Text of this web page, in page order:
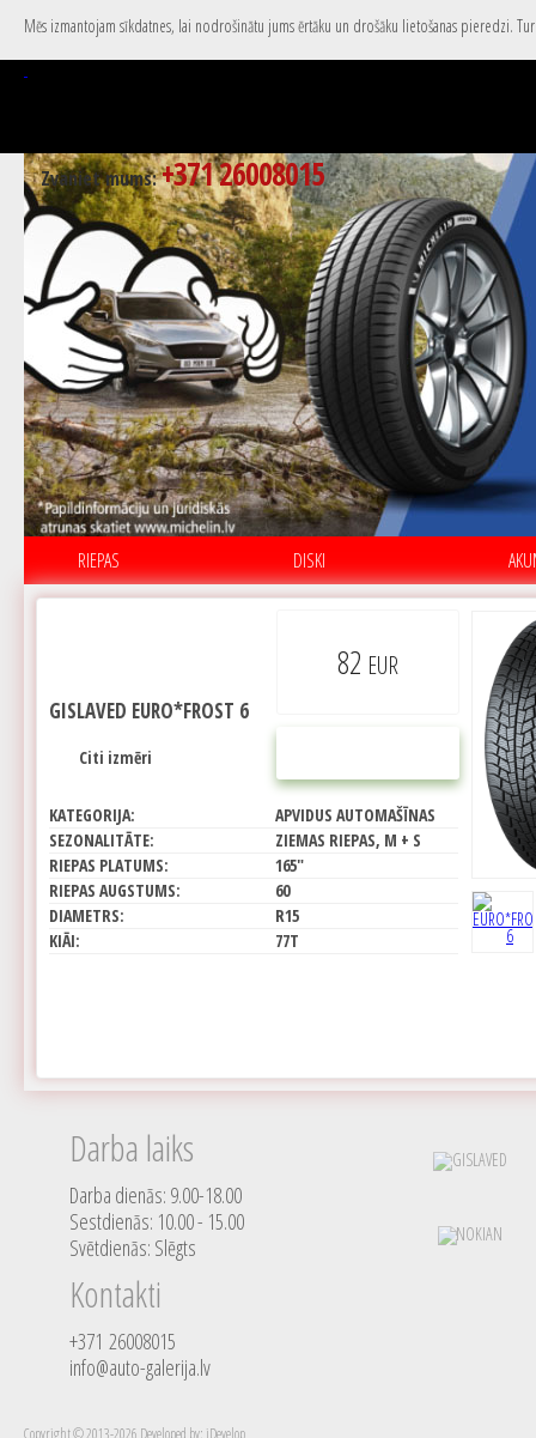
Mēs izmantojam sīkdatnes, lai nodrošinātu jums ērtāku un drošāku lietošanas pieredzi.
Zvaniet mums:+371 26008015
RIEPAS DISKI
82 EUR
GISLAVED EURO*FROST 6
Citi izmēri
KATEGORIJA:
APVIDUS AUTOMAŠĪNAS
SEZONALITĀTE:
ZIEMAS RIEPAS, M + S
RIEPAS PLATUMS:
165"
RIEPAS AUGSTUMS:
60
DIAMETRS:
R15
KIĀI:
77T
Darba laiks
Darba dienās: 9.00-18.00
Sestdienās: 10.00 - 15.00
Svētdienās: Slēgts
Kontakti
+371 26008015
info@auto-galerija.lv
Copyright © 2013-2026 Developed by: iDevelop